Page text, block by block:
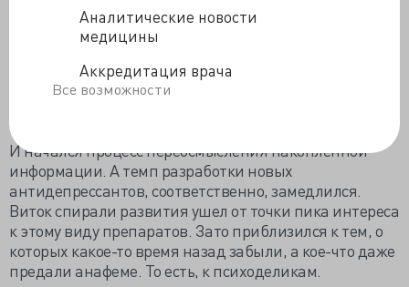
Аналитические новости
медицины
Аккредитация врача
Все возможности
очарования этими препаратами. Побочные-то
эффекты всё же есть.
И, наконец, сами фармкомпании, особенно крупные и
умеющие считать деньги,пришли к выводу, что не
такое уж это выгодное поле чудес
И начался процесс переосмысления накопленной
информации. А темп разработки новых
антидепрессантов, соответственно, замедлился.
Виток спирали развития ушел от точки пика интереса
к этому виду препаратов. Зато приблизился к тем, о
которых какое-то время назад забыли, а кое-что даже
предали анафеме. То есть, к психоделикам.